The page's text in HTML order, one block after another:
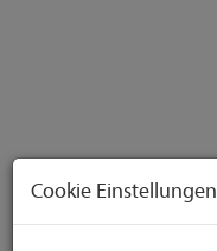
Cookie Einstellungen